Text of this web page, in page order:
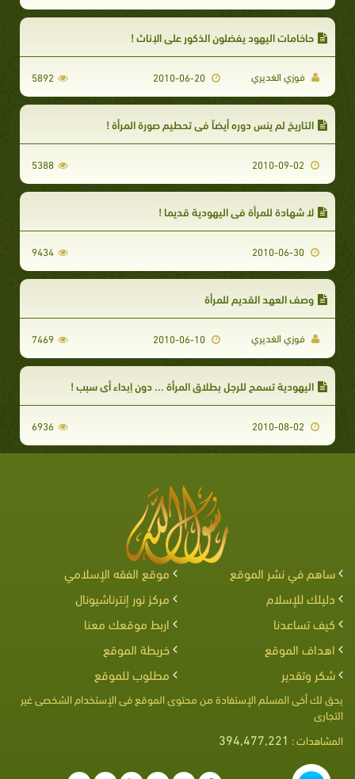
حاخامات اليهود يفضلون الذكور على الإناث !
فوزي الغديري 5892
التاريخ لم ينس دوره أيضاً في تحطيم صورة المرأة !
5388
لا شهادة للمرأة في اليهودية قديما !
9434
وصف العهد القديم للمرأة
فوزي الغديري 7469
اليهودية تسمح للرجل بطلاق المرأة ... دون إبداء أي سبب !
6936
ساهم في نشر الموقع
موقع الفقه الإسلامي
دليلك للإسلام
مركز نور إنترناشيونال
كيف تساعدنا
اربط موقعك معنا
اهداف الموقع
خريطة الموقع
شكر وتقدير
مطلوب للموقع
يحق لك أخى المسلم الإستفادة من محتوى الموقع فى الإستخدام الشخصى غير
التجارى
المشاهدات : 394,477,221